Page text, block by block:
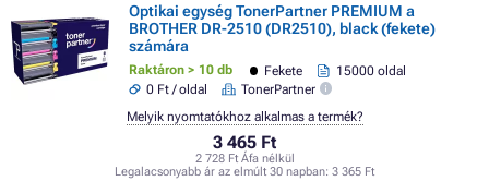
Optikai egység TonerPartner PREMIUM a
BROTHER DR-2510 (DR2510), black (fekete)
számára
Raktáron > 10 db Fekete
15000 oldal
0 Ft / oldal
TonerPartner
3 465 Ft
2 728 Ft Áfa nélkül
Legalacsonyabb ár az elmúlt 30 napban: 3 365 Ft
Melyik nyomtatókhoz alkalmas a termék?